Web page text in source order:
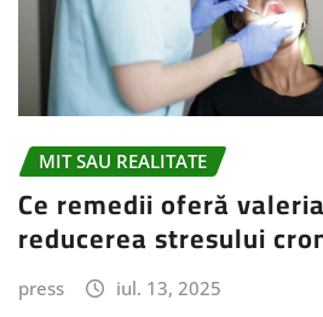
MIT SAU REALITATE
Ce remedii oferă
reducerea stresului
press iul. 13, 2025